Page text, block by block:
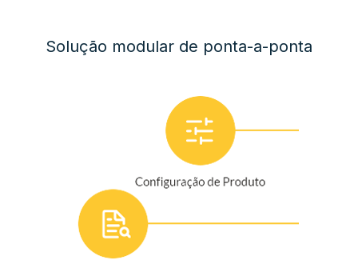
Solução modular de ponta-a-ponta